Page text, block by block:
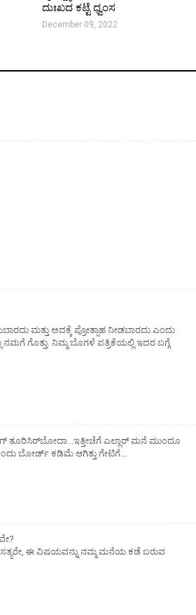
ದುಃಖದ ಕಟ್ಟೆ ಧ್ವಂಸ
December 09, 2022
ಮತ್ತು ಅದಕ್ಕೆ ಪ್ರೋತ್ಸಾಹ ನೀಡಬಾರದು ಎಂದು
ನಮಗೆ ಗೊತ್ತು. ನಿಮ್ಮ ಬೊಗಳೆ ಪತ್ರಿಕೆಯಲ್ಲಿ ಇದರ ಬಗ್ಗೆ
ತೂರಿಸಿರ್‌ಬೋದಾ...ಇತ್ತೀಚೆಗೆ ಎಲ್ಲಾರ್ ಮನೆ ಮುಂದೂ
ಬೋರ್ಡ್ ಕಡಿಮೆ ಆಗಿತ್ತು ಗೇಟಿಗೆ...
ಈ ವಿಷಯವನ್ನು ನಮ್ಮ ಮನೆಯ ಕಡೆ ಬರುವ